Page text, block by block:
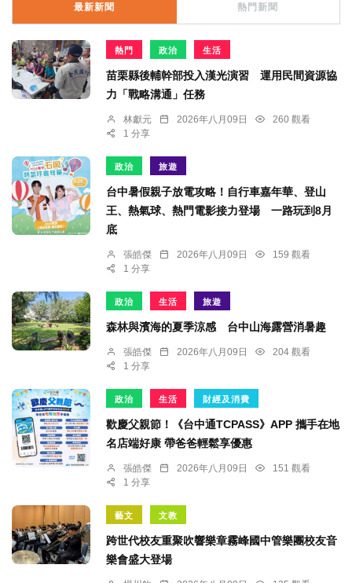
最新新聞 熱門新聞
熱門 政治 生活
苗栗縣後輔幹部投入漢光演習 運用民間資源協
力「戰略溝通」任務
林獻元 2026年八月09日
260 觀看
1 分享
政治 旅遊
台中暑假親子放電攻略！自行車嘉年華、登山
王、熱氣球、熱門電影接力登場 一路玩到8月
底
張皓傑 2026年八月09日
159 觀看
1 分享
政治 生活 旅遊
森林與濱海的夏季涼感 台中山海露營消暑趣
張皓傑 2026年八月09日
204 觀看
1 分享
政治 生活 財經及消費
歡慶父親節！《台中通TCPASS》APP 攜手在地
名店端好康 帶爸爸輕鬆享優惠
張皓傑 2026年八月09日
151 觀看
1 分享
藝文 文教
跨世代校友重聚吹響樂章霧峰國中管樂團校友音
樂會盛大登場